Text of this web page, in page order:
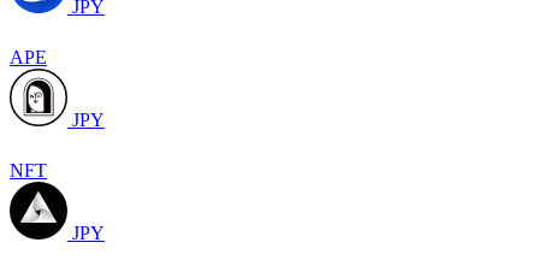
JPY
APE
JPY
NFT
JPY